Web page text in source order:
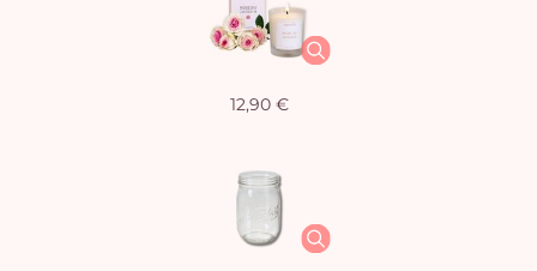
12,90 €